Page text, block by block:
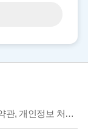
처리방침 개정 안내